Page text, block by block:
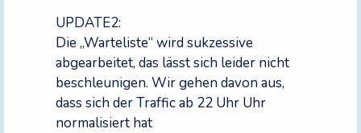
UPDATE2:
Die „Warteliste“ wird sukzessive
abgearbeitet, das lässt sich leider nicht
beschleunigen. Wir gehen davon aus,
dass sich der Traffic ab 22 Uhr Uhr
normalisiert hat